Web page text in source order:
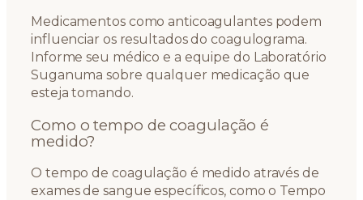
Medicamentos como anticoagulantes podem
influenciar os resultados do coagulograma.
Informe seu médico e a equipe do Laboratório
Suganuma sobre qualquer medicação que
esteja tomando.
Como o tempo de coagulação é
medido?
O tempo de coagulação é medido através de
exames de sangue específicos, como o Tempo